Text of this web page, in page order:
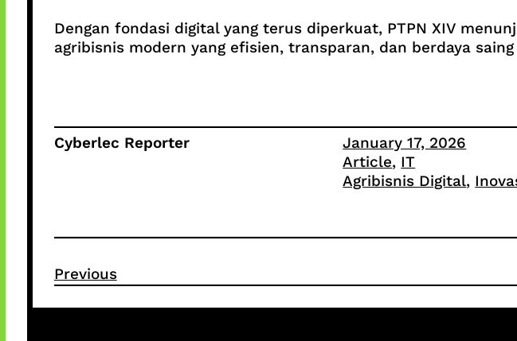
Dengan fondasi digital yang terus diperkuat, PTPN XIV
agribisnis modern yang efisien, transparan, dan berdaya saing
Cyberlec Reporter
January 17, 2026
Article, IT
Agribisnis Digital,
Previous